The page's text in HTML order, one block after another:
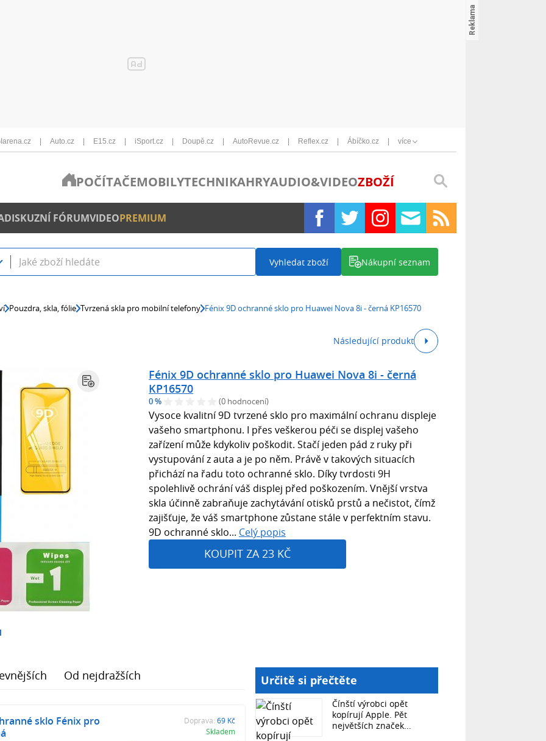
Auto.cz E15.cz iSport.cz Doupě.cz AutoRevue.cz Reflex.cz Ábíčko.cz více
POČÍTAČEMOBILYTECHNIKAHRYAUDIO&VIDEOZBOŽÍ
DISKUZNÍ FÓRUMVIDEOPREMIUM
Vyhledat zboží Nákupní seznam
Pouzdra, skla, fólie Tvrzená skla pro mobilní telefony Fénix 9D ochranné sklo pro Huawei Nova 8i - černá KP16570
Následující produkt
Fénix 9D ochranné sklo pro Huawei Nova 8i - černá
KP16570
0 % (0 hodnocení)
Vysoce kvalitní 9D tvrzené sklo pro maximální ochranu displeje
vašeho smartphonu. I přes veškerou péči se displej vašeho
zařízení může kdykoliv poškodit. Stačí jeden pád z ruky při
vystupování z auta a je po něm. Právě v takových situacích
přichází na řadu toto ochranné sklo. Díky tvrdosti 9H
spolehlivě ochrání váš displej před poškozením. Vnější vrstva
skla účinně zabraňuje zachytávání otisků prstů a nečistot, čímž
zajišťuje, že váš smartphone zůstane stále v perfektním stavu.
9D ochranné sklo... Celý popis
KOUPIT ZA 23 KČ
Od nejdražších
sklo Fénix pro
Doprava: 69 Kč
Skladem
Určitě si přečtěte
Čínští výrobci opět
kopírují Apple. Pět
největších značek...